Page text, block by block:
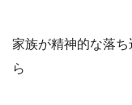
家族が精神的な落
ら